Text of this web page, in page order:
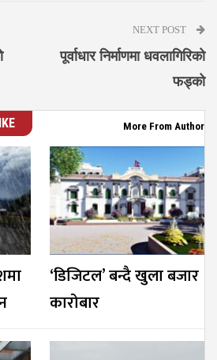
NEXT POST
पूर्वाधार निर्माणमा धवलागिरिको
फड्को
More From Author
‘डिजिटल’ बन्दै खुला बजार
कारोबार